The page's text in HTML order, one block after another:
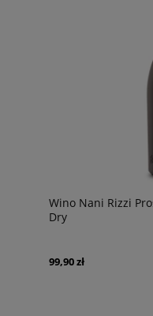
Wino Nani Rizzi
Dry
99,90 zł